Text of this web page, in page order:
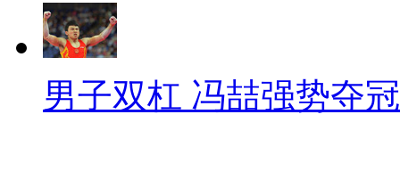
男子双杠 冯喆强势夺冠